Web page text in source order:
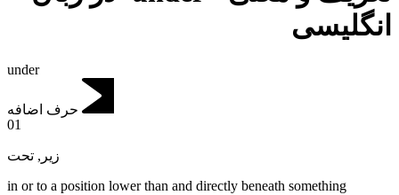
انگلیسی
under
حرف اضافه
01
زیر , تحت
in or to a position lower than and directly beneath something